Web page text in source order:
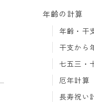
年齢の計算
年齢・干
干支から
七五三・
厄年計算
長寿祝い